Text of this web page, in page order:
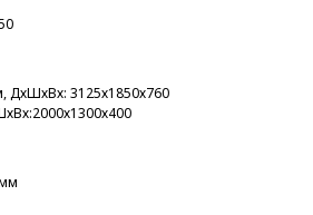
ДхШхВх: 3125х1850х760